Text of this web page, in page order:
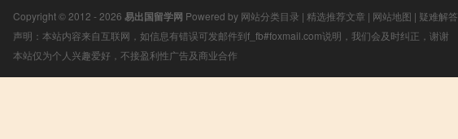
Copyright © 2012 - 2026 易出国留学网 Powered by 网站分类目录 | 精选推荐文章 | 网站地图 | 疑难解答
声明：本站内容来自互联网，如信息有错误可发邮件到f_fb#foxmail.com说明，我们会及时纠正，谢谢
本站仅为个人兴趣爱好，不接盈利性广告及商业合作